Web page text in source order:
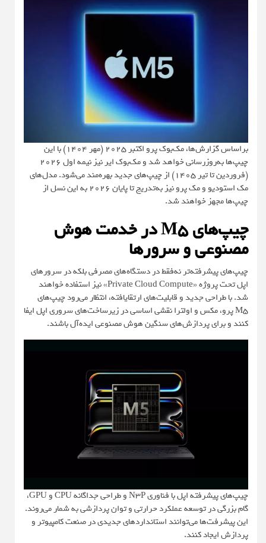
براساس گزارش‌ها، مک‌بوک پرو اکتبر 2025 (مهر 1404) با این
چیپ‌ها به‌روزرسانی خواهد شد و مک‌بوک ایر نیز نیمه اول 2026
(فروردین تا تیر 1405) از چیپ‌های جدید بهره‌مند می‌شود. مدل‌های
مک استودیو و مک پرو نیز به‌تدریج تا پایان 2026 به این نسل از
چیپ‌ها مجهز خواهند شد.
چیپ‌های M5 در خدمت هوش
مصنوعی و سرورها
چیپ‌های پیشرفته‌تر نه‌فقط در دستگاه‌های مصرفی بلکه در سرورهای
اپل تحت پروژه «Private Cloud Compute» نیز استفاده خواهند
شد. با طراحی جدید و قابلیت‌های ارتقایافته، انتظار می‌رود چیپ‌های
M5 پرو، مکس و اولترا نقشی اساسی در زیرساخت‌های سروری اپل ایفا
کنند و برای پردازش‌های سنگین هوش مصنوعی ایده‌آل باشند.
چیپ‌های پیشرفته اپل با فناوری N3P و طراحی جداگانه CPU و GPU،
گام بزرگی در توسعه عملکرد حرارتی و توان پردازشی به شمار می‌روند.
این پیشرفت‌ها می‌توانند استانداردهای جدیدی در صنعت کامپیوتر و
پردازش ایجاد کنند.